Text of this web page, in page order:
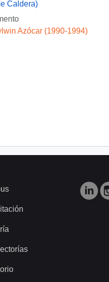
Caldera)
Azócar (1990-1994)